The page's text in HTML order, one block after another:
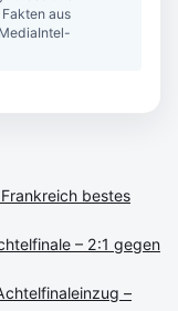
aus
bestes
– 2:1 gegen
–